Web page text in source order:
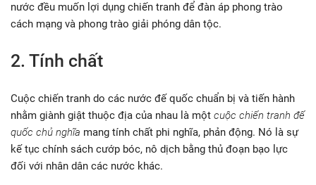
nước đều muốn lợi dụng chiến tranh để đàn áp phong trào
cách mạng và phong trào giải phóng dân tộc.
2. Tính chất
Cuộc chiến tranh do các nước đế quốc chuẩn bị và tiến hành
nhằm giành giật thuộc địa của nhau là một cuộc chiến tranh đế
quốc chủ nghĩa mang tính chất phi nghĩa, phản động. Nó là sự
kế tục chính sách cướp bóc, nô dịch bằng thủ đoạn bạo lực
đối với nhân dân các nước khác.